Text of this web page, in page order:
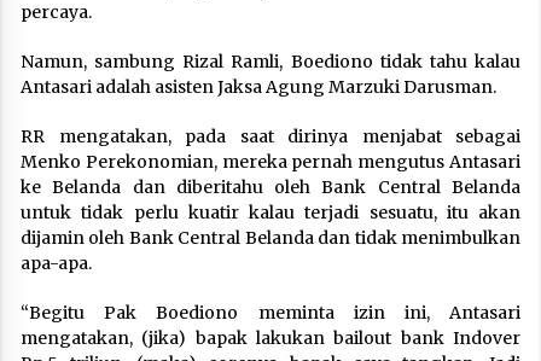
percaya.
Namun, sambung Rizal Ramli, Boediono tidak tahu kalau
Antasari adalah asisten Jaksa Agung Marzuki Darusman.
RR mengatakan, pada saat dirinya menjabat sebagai
Menko Perekonomian, mereka pernah mengutus Antasari
ke Belanda dan diberitahu oleh Bank Central Belanda
untuk tidak perlu kuatir kalau terjadi sesuatu, itu akan
dijamin oleh Bank Central Belanda dan tidak menimbulkan
apa-apa.
“Begitu Pak Boediono meminta izin ini, Antasari
mengatakan, (jika) bapak lakukan bailout bank Indover